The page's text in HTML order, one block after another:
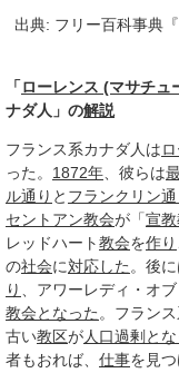
出典: フリー百科事典
「ローレンス (マサチュ
ナダ人」の解説
フランス系カナダ人は
った。 1872年、彼らは
ル通り と フランクリン通
セントアン教会が「宣教
レッドハート教会を作り
の社会に対応した。後
り 、アワーレディ・オ
教会となった。フラン
古い教区が人口過剰 と
者もおれば、 仕事を見